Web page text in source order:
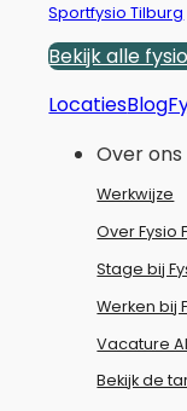
Sportfysio Tilburg
Bekijk alle
LocatiesBlog
Over ons
Werkwijze
Over Fysio
Stage bij
Werken bij
Vacature
Bekijk de